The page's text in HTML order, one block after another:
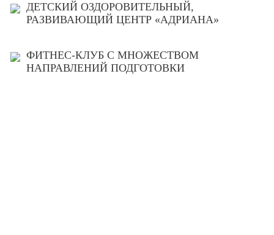
ДЕТСКИЙ ОЗДОРОВИТЕЛЬНЫЙ,
РАЗВИВАЮЩИЙ ЦЕНТР «АДРИАНА»
ФИТНЕС-КЛУБ С МНОЖЕСТВОМ
НАПРАВЛЕНИЙ ПОДГОТОВКИ